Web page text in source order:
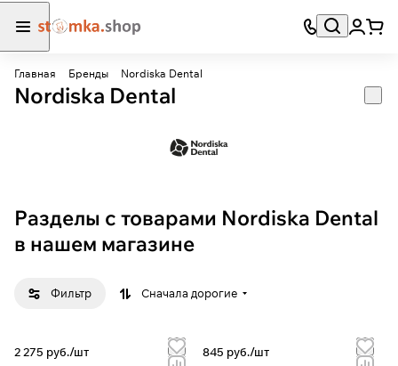
Главная Бренды Nordiska Dental
Nordiska Dental
Разделы с товарами Nordiska Dental
в нашем магазине
Фильтр Сначала дорогие
2 275 руб./шт
845 руб./шт